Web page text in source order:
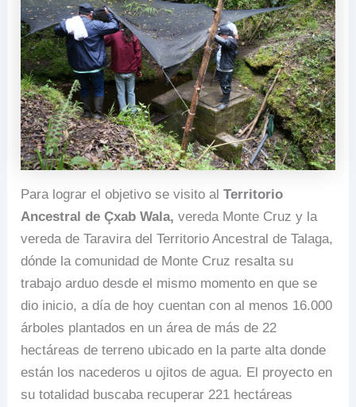
Para lograr el objetivo se visito al Territorio
Ancestral de Çxab Wala, vereda Monte Cruz y la
vereda de Taravira del Territorio Ancestral de Talaga,
dónde la comunidad de Monte Cruz resalta su
trabajo arduo desde el mismo momento en que se
dio inicio, a día de hoy cuentan con al menos 16.000
árboles plantados en un área de más de 22
hectáreas de terreno ubicado en la parte alta donde
están los nacederos u ojitos de agua. El proyecto en
su totalidad buscaba recuperar 221 hectáreas